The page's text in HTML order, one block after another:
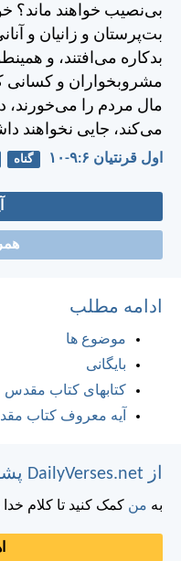
بی‌نصيب خواهند ماند؟
بت‌پرستان و زانيان و
بدكاره می‌افتند، و
مشروبخواران و كسانی
مال مردم را می‌خورند،
می‌كند، جايی نخواهند
اول قرنتیان ۶:‏۹-‏۱۰ گناه
ادامه مطلب
موضوع ها
بایگانی
کتابهای کتاب مقدس
آیه معروف کتاب
از DailyVerses.net پشتیبانی کنید
به من کمک کنید تا کلام